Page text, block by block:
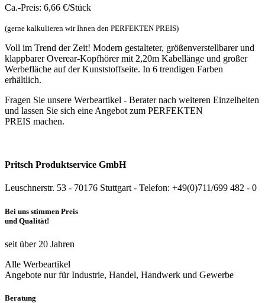
Ca.-Preis: 6,66 €/Stück
(gerne kalkulieren wir Ihnen den PERFEKTEN PREIS)
Voll im Trend der Zeit! Modern gestalteter, größenverstellbarer und
klappbarer Overear-Kopfhörer mit 2,20m Kabellänge und großer
Werbefläche auf der Kunststoffseite. In 6 trendigen Farben
erhältlich.
Fragen Sie unsere Werbeartikel - Berater nach weiteren Einzelheiten
und lassen Sie sich eine Angebot zum PERFEKTEN
PREIS machen.
Pritsch Produktservice GmbH
Leuschnerstr. 53 - 70176 Stuttgart - Telefon: +49(0)711/699 482 - 0
Bei uns stimmen Preis
und Qualität!
seit über 20 Jahren
Alle Werbeartikel
Angebote nur für Industrie, Handel, Handwerk und Gewerbe
Beratung